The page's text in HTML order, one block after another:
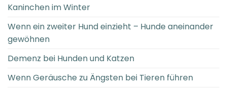
Kaninchen im Winter
Wenn ein zweiter Hund einzieht – Hunde aneinander
gewöhnen
Demenz bei Hunden und Katzen
Wenn Geräusche zu Ängsten bei Tieren führen